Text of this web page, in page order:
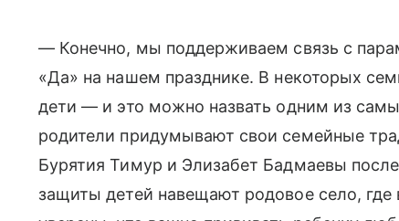
— Конечно, мы поддерживаем связь с
«Да» на нашем празднике. В некоторых
дети — и это можно назвать одним из
родители придумывают свои семейные
Бурятия Тимур и Элизабет Бадмаевы
защиты детей навещают родовое село,